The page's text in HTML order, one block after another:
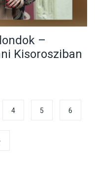
–
Kisorosziban
4 5 6